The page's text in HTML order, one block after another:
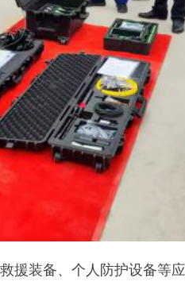
个人防护设备等应急救护设备
对各类设备的功能、用途及操
，也为今后应对突发事件奠定